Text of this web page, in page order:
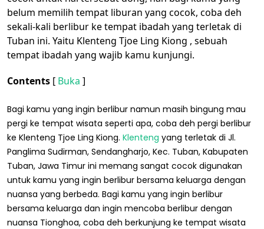
belum memilih tempat liburan yang cocok, coba deh
sekali-kali berlibur ke tempat ibadah yang terletak di
Tuban ini. Yaitu Klenteng Tjoe Ling Kiong , sebuah
tempat ibadah yang wajib kamu kunjungi.
Contents [ Buka ]
Bagi kamu yang ingin berlibur namun masih bingung mau
pergi ke tempat wisata seperti apa, coba deh pergi berlibur
ke Klenteng Tjoe Ling Kiong. Klenteng yang terletak di Jl.
Panglima Sudirman, Sendangharjo, Kec. Tuban, Kabupaten
Tuban, Jawa Timur ini memang sangat cocok digunakan
untuk kamu yang ingin berlibur bersama keluarga dengan
nuansa yang berbeda. Bagi kamu yang ingin berlibur
bersama keluarga dan ingin mencoba berlibur dengan
nuansa Tionghoa, coba deh berkunjung ke tempat wisata